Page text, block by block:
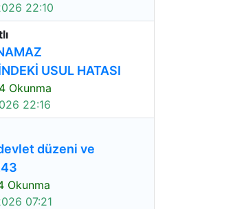
22:10
USUL HATASI
Okunma
22:16
devlet düzeni ve
Okunma
07:21